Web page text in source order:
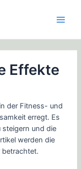
Effekte
der Fitness- und
erregt. Es
und die
werden die
betrachtet.